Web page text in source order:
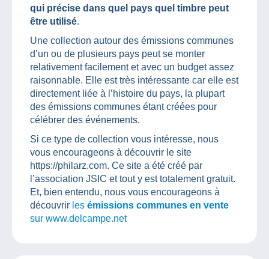
qui précise dans quel pays quel timbre peut
être utilisé.
Une collection autour des émissions communes
d’un ou de plusieurs pays peut se monter
relativement facilement et avec un budget assez
raisonnable. Elle est très intéressante car elle est
directement liée à l’histoire du pays, la plupart
des émissions communes étant créées pour
célébrer des événements.
Si ce type de collection vous intéresse, nous
vous encourageons à découvrir le site
https://philarz.com. Ce site a été créé par
l’association JSIC et tout y est totalement gratuit.
Et, bien entendu, nous vous encourageons à
découvrir les émissions communes en vente
sur www.delcampe.net